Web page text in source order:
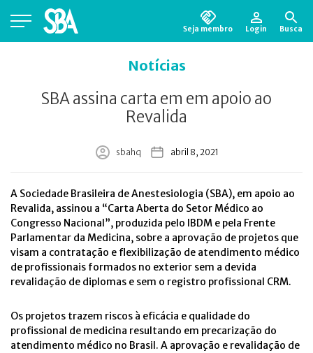
Seja membro Login Busca
Notícias
SBA assina carta em em apoio ao
Revalida
sbahq abril 8, 2021
A Sociedade Brasileira de Anestesiologia (SBA), em apoio ao
Revalida, assinou a “Carta Aberta do Setor Médico ao
Congresso Nacional”, produzida pelo IBDM e pela Frente
Parlamentar da Medicina, sobre a aprovação de projetos que
visam a contratação e flexibilização de atendimento médico
de profissionais formados no exterior sem a devida
revalidação de diplomas e sem o registro profissional CRM.
Os projetos trazem riscos à eficácia e qualidade do
profissional de medicina resultando em precarização do
atendimento médico no Brasil. A aprovação e revalidação de